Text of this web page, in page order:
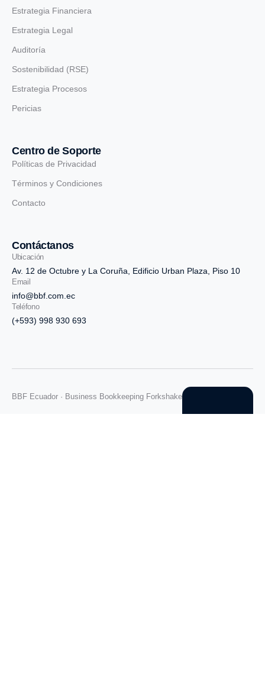
Estrategia Financiera
Estrategia Legal
Auditoría
Sostenibilidad (RSE)
Estrategia Procesos
Pericias
Centro de Soporte
Políticas de Privacidad
Términos y Condiciones
Contacto
Contáctanos
Ubicación
Av. 12 de Octubre y La Coruña, Edificio Urban Plaza, Piso 10
Email
info@bbf.com.ec
Teléfono
(+593) 998 930 693
BBF Ecuador · Business Bookkeeping Forkshake